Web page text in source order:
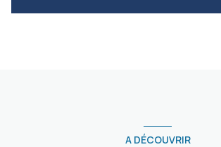
A DÉCOUVRIR